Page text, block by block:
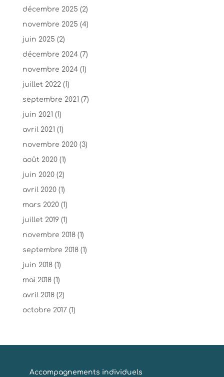
décembre 2025 (2)
novembre 2025 (4)
juin 2025 (2)
décembre 2024(7)
novembre 2024(1)
juillet 2022(1)
septembre 2021 (7)
juin 2021 (1)
avril 2021 (1)
novembre 2020(3)
août 2020(1)
juin 2020(2)
avril 2020(1)
mars 2020(1)
juillet 2019(1)
novembre 2018(1)
septembre 2018(1)
juin 2018(1)
mai 2018(1)
avril 2018(2)
octobre 2017 (1)
Accompagnements individuels